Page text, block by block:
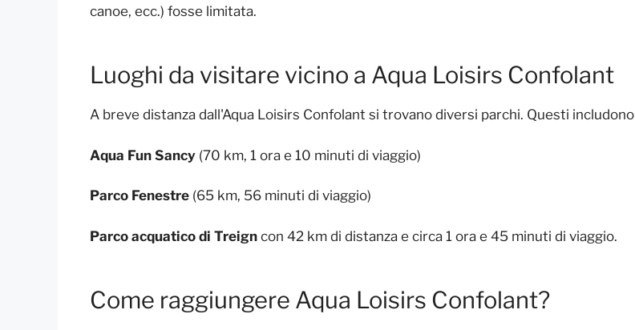
canoe, ecc.) fosse limitata.
Luoghi da visitare vicino a Aqua Loisirs Confolant
A breve distanza dall'Aqua Loisirs Confolant si trovano diversi parchi. Questi includono
Aqua Fun Sancy (70 km, 1 ora e 10 minuti di viaggio)
Parco Fenestre (65 km, 56 minuti di viaggio)
Parco acquatico di Treign con 42 km di distanza e circa 1 ora e 45 minuti di viaggio.
Come raggiungere Aqua Loisirs Confolant?